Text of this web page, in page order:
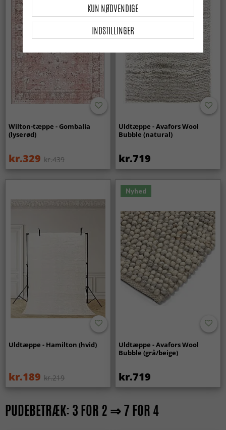
Wilton-tæppe - Gombalia
(lyserød)
kr.329 kr.439
Uldtæppe - Avafors Wool
Bubble (natural)
kr.719
Uldtæppe - Hamilton (hvid)
kr.189 kr.219
Nyhed
Uldtæppe - Avafors Wool
Bubble (grå/beige)
kr.719
PUDEBETRÆK: 3 FOR 2 ⇒ 7 FOR 4
INDSTILLINGER
KUN NØDVENDIGE